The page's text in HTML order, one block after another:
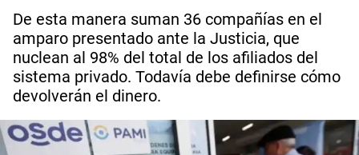
De esta manera suman 36 compañías en el
amparo presentado ante la Justicia, que
nuclean al 98% del total de los afiliados del
sistema privado. Todavía debe definirse cómo
devolverán el dinero.